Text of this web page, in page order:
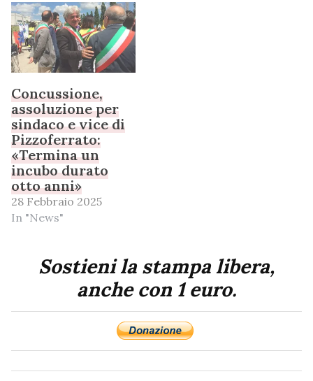
Concussione,
assoluzione per
sindaco e vice di
Pizzoferrato:
«Termina un
incubo durato
otto anni»
28 Febbraio 2025
In "News"
Sostieni la stampa libera,
anche con 1 euro.